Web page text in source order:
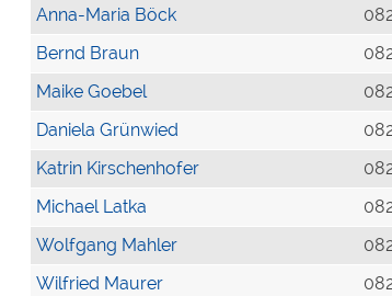
Anna-Maria Böck
Bernd Braun
Maike Goebel
Daniela Grünwied
Katrin Kirschenhofer
Michael Latka
Wolfgang Mahler
Wilfried Maurer